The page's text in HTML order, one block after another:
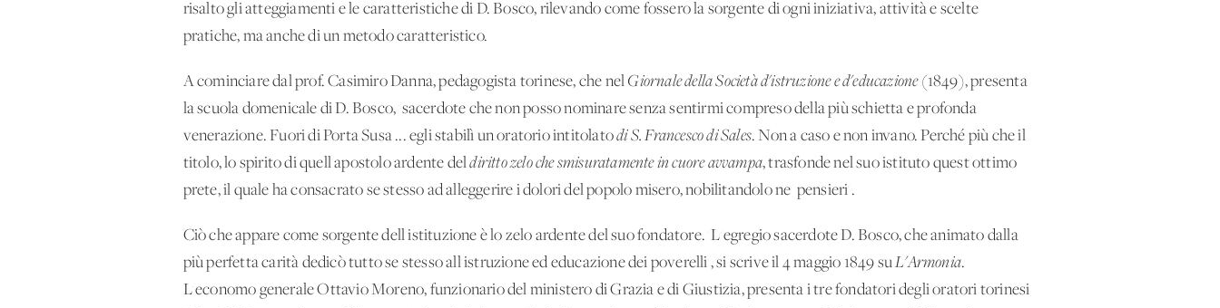
risalto gli atteggiamenti e le caratteristiche di D. Bosco, rilevando come fossero la sorgente di ogni iniziativa, attività e scelte
pratiche, ma anche di un metodo caratteristico.
A cominciare dal prof. Casimiro Danna, pedagogista torinese, che nel Giornale della Società d'istruzione e d'educazione(1849), presenta
la scuola domenicale di D. Bosco, 'sacerdote che non posso nominare senza sentirmi compreso della più schietta e profonda
venerazione. Fuori di Porta Susa ... egli stabilì un oratorio intitolatodi S. Francesco di Sales. Non a caso e non invano. Perché più che il
titolo, lo spirito di quell'apostolo ardente deldiritto zelo che smisuratamente in cuore avvampa, trasfonde nel suo istituto quest'ottimo
prete, il quale ha consacrato se stesso ad alleggerire i dolori del popolo misero, nobilitandolo ne' pensieri'.
Ciò che appare come sorgente dell'istituzione è lo zelo ardente del suo fondatore. 'L'egregio sacerdote D. Bosco, che animato dalla
più perfetta carità dedicò tutto se stesso all'istruzione ed educazione dei poverelli', si scrive il 4 maggio 1849 suL'Armonia.
L'economo generale Ottavio Moreno, funzionario del ministero di Grazia e di Giustizia, presenta i tre fondatori degli oratori torinesi